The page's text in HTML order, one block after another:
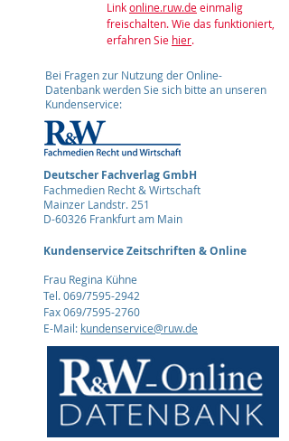
Linkonline.ruw.deeinmalig
freischalten. Wie das funktioniert,
erfahren Sie hier.
Bei Fragen zur Nutzung der Online-
Datenbank werden Sie sich bitte an unseren
Kundenservice:
Deutscher Fachverlag GmbH
Fachmedien Recht & Wirtschaft
Mainzer Landstr. 251
D-60326 Frankfurt am Main
Kundenservice Zeitschriften & Online
Frau Regina Kühne
Tel. 069/7595-2942
Fax 069/7595-2760
E-Mail: kundenservice@ruw.de